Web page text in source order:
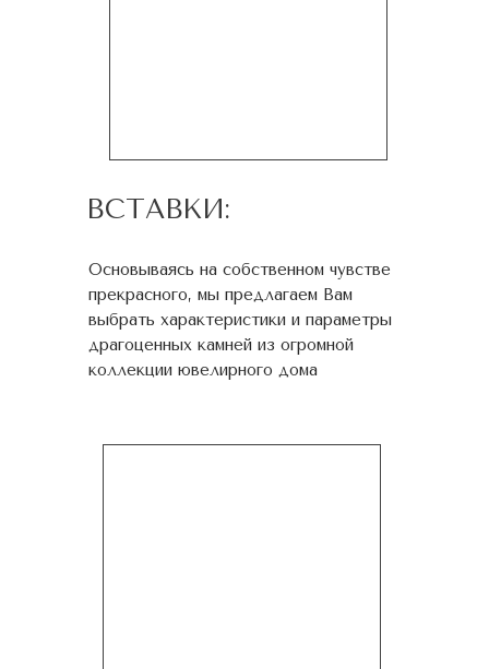
ВСТАВКИ:
Основываясь на собственном чувстве
прекрасного, мы предлагаем Вам
выбрать характеристики и параметры
драгоценных камней из огромной
коллекции ювелирного дома